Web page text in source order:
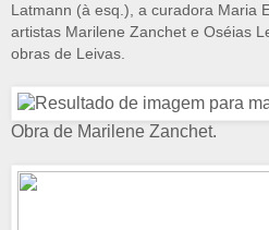
Latmann (à esq.), a curadora Maria
artistas Marilene Zanchet e Oséias
obras de Leivas.
Obra de Marilene Zanchet.